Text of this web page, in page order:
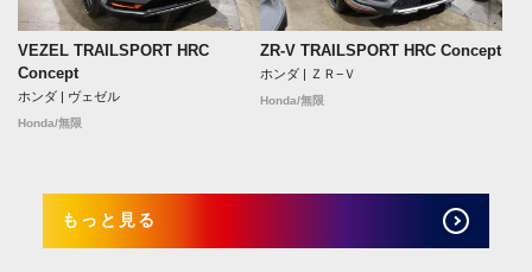
VEZEL TRAILSPORT HRC
Concept
ホンダ | ヴェゼル
Honda/無限
ZR-V TRAILSPORT HRC Concept
ホンダ | ＺＲ−Ｖ
Honda/無限
もっと見る